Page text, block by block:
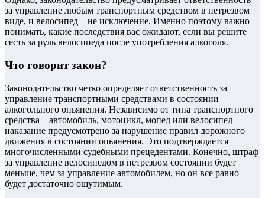
за управление любым транспортным средством в нетрезвом
виде, и велосипед – не исключение. Именно поэтому важно
понимать, какие последствия вас ожидают, если вы решите
сесть за руль велосипеда после употребления алкоголя.
Что говорит закон?
Законодательство четко определяет ответственность за
управление транспортными средствами в состоянии
алкогольного опьянения. Независимо от типа транспортного
средства – автомобиль, мотоцикл, мопед или велосипед –
наказание предусмотрено за нарушение правил дорожного
движения в состоянии опьянения. Это подтверждается
многочисленными судебными прецедентами. Конечно, штраф
за управление велосипедом в нетрезвом состоянии будет
меньше, чем за управление автомобилем, но он все равно
будет достаточно ощутимым.